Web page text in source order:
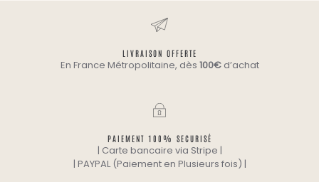
LIVRAISON OFFERTE
En France Métropolitaine, dès 100€d’achat
PAIEMENT 100% SECURISÉ
| Carte bancaire via Stripe |
| PAYPAL (Paiement en Plusieurs fois) |